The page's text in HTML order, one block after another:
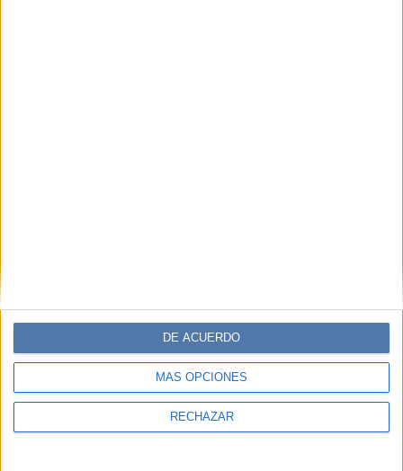
MÁS OPCIONES
RECHAZAR
DE ACUERDO